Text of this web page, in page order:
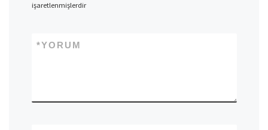
işaretlenmişlerdir
YORUM
*